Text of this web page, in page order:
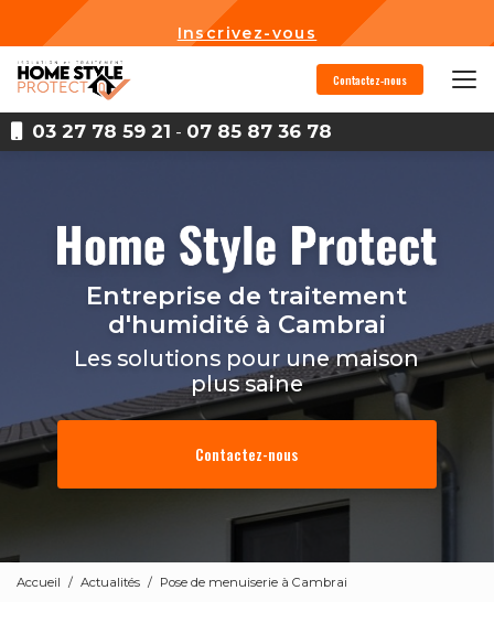
contenu
principal
Inscrivez-vous
03 27 78 59 21 - 07 85 87 36 78
Contactez-nous
Entreprise de traitement
d'humidité à Cambrai
Les solutions pour une maison
plus saine
Contactez-nous
Accueil Actualités Pose de menuiserie à Cambrai